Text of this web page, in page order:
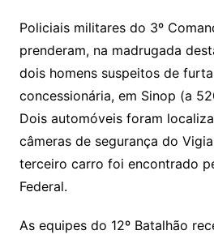
k p
g
e
c
o
m
M
ai
l
s
Policiais militares do 3º
prenderam, na madrugada
dois homens suspeitos de
concessionária, em Sinop (a
Dois automóveis foram
câmeras de segurança do
terceiro carro foi encontrado
Federal.
As equipes do 12º Batalhão